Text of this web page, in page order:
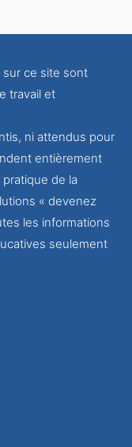
ce site sont
travail et
ni attendus pour
entièrement
de la
« devenez
les informations
seulement